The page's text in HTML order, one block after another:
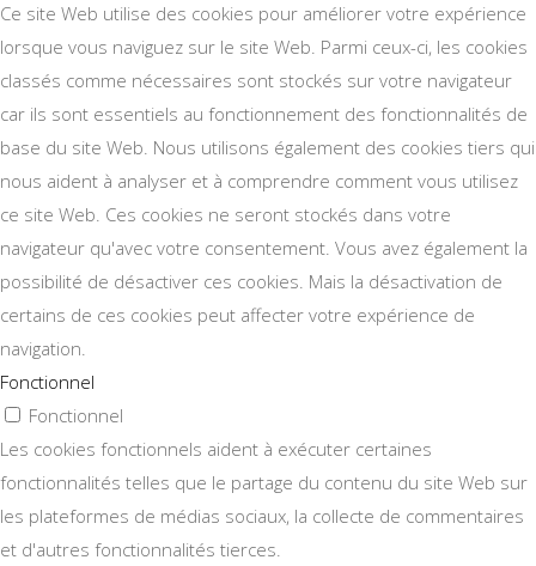
Ce site Web utilise des cookies pour améliorer votre expérience
lorsque vous naviguez sur le site Web. Parmi ceux-ci, les cookies
classés comme nécessaires sont stockés sur votre navigateur
car ils sont essentiels au fonctionnement des fonctionnalités de
base du site Web. Nous utilisons également des cookies tiers qui
nous aident à analyser et à comprendre comment vous utilisez
ce site Web. Ces cookies ne seront stockés dans votre
navigateur qu'avec votre consentement. Vous avez également la
possibilité de désactiver ces cookies. Mais la désactivation de
certains de ces cookies peut affecter votre expérience de
navigation.
Fonctionnel
Fonctionnel
Les cookies fonctionnels aident à exécuter certaines
fonctionnalités telles que le partage du contenu du site Web sur
les plateformes de médias sociaux, la collecte de commentaires
et d'autres fonctionnalités tierces.